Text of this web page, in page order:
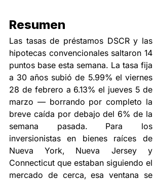
Resumen
Las tasas de préstamos DSCR y las
hipotecas convencionales saltaron 14
puntos base esta semana. La tasa fija
a 30 años subió de 5.99% el viernes
28 de febrero a 6.13% el jueves 5 de
marzo — borrando por completo la
breve caída por debajo del 6% de la
semana pasada. Para los
inversionistas en bienes raíces de
Nueva York, Nueva Jersey y
Connecticut que estaban siguiendo el
mercado de cerca, esa ventana se